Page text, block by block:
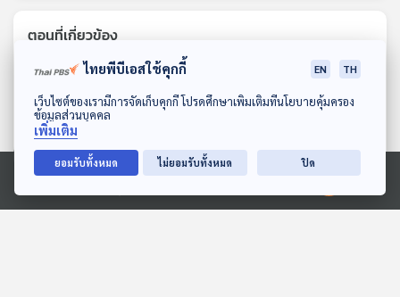
ดาวน์โหลด Thai PBS Podcast Application
Ⓒ 2020 องค์การกระจายเสียงและแพร่ภาพสาธารณะแห่งประเทศไทย
ตอนที่เกี่ยวข้อง
07:32 07:32
ไทยพีบีเอสใช้คุกกี้ EN TH
เว็บไซต์ของเรามีการจัดเก็บคุกกี้ โปรดศึกษาเพิ่มเติมที่นโยบายคุ้มครอง
ข้อมูลส่วนบุคคล
เพิ่มเติม
ยอมรับทั้งหมด ไม่ยอมรับทั้งหมด ปิด